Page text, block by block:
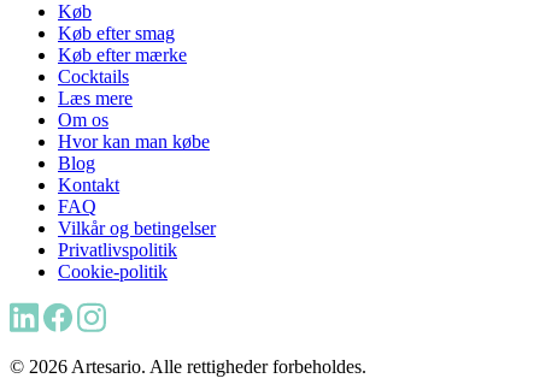
Køb
Køb efter smag
Køb efter mærke
Cocktails
Læs mere
Om os
Hvor kan man købe
Blog
Kontakt
FAQ
Vilkår og betingelser
Privatlivspolitik
Cookie-politik
© 2026 Artesario. Alle rettigheder forbeholdes.